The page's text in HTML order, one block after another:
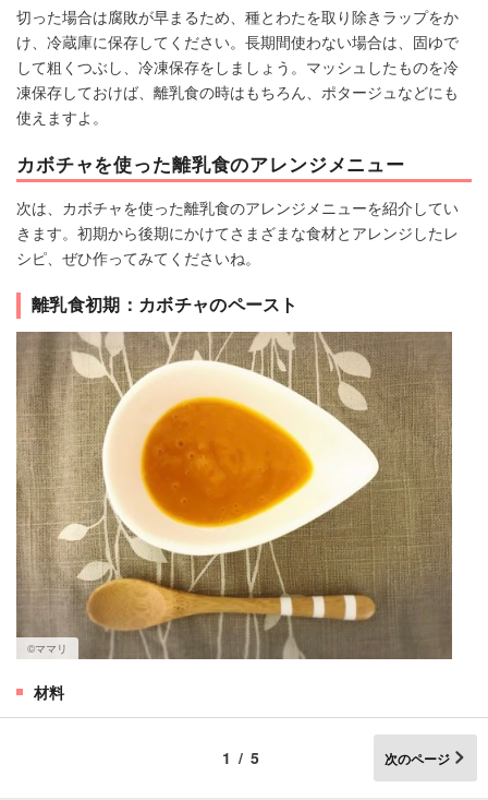
切った場合は腐敗が早まるため、種とわたを取り除きラップをか
け、冷蔵庫に保存してください。長期間使わない場合は、固ゆで
して粗くつぶし、冷凍保存をしましょう。マッシュしたものを冷
凍保存しておけば、離乳食の時はもちろん、ポタージュなどにも
使えますよ。
カボチャを使った離乳食のアレンジメニュー
次は、カボチャを使った離乳食のアレンジメニューを紹介してい
きます。初期から後期にかけてさまざまな食材とアレンジしたレ
シピ、ぜひ作ってみてくださいね。
離乳食初期：カボチャのペースト
©️ママリ
材料
1/5 次のページ